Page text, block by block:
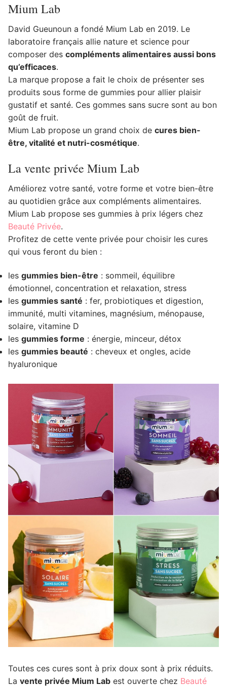
Mium Lab
David Gueunoun a fondé Mium Lab en 2019. Le
laboratoire français allie nature et science pour
composer des compléments alimentaires aussi bons
qu’efficaces.
La marque propose a fait le choix de présenter ses
produits sous forme de gummies pour allier plaisir
gustatif et santé. Ces gommes sans sucre sont au bon
goût de fruit.
Mium Lab propose un grand choix de cures bien-
être, vitalité et nutri-cosmétique.
La vente privée Mium Lab
Améliorez votre santé, votre forme et votre bien-être
au quotidien grâce aux compléments alimentaires.
Mium Lab propose ses gummies à prix légers chez
Beauté Privée.
Profitez de cette vente privée pour choisir les cures
qui vous feront du bien :
les gummies bien-être : sommeil, équilibre
émotionnel, concentration et relaxation, stress
les gummies santé : fer, probiotiques et digestion,
immunité, multi vitamines, magnésium, ménopause,
solaire, vitamine D
les gummies forme : énergie, minceur, détox
les gummies beauté : cheveux et ongles, acide
hyaluronique
Toutes ces cures sont à prix doux sont à prix réduits.
La vente privée Mium Lab est ouverte chez Beauté